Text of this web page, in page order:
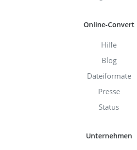
Online-Convert
Hilfe
Blog
Dateiformate
Presse
Status
Unternehmen